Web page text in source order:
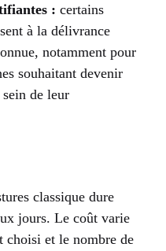
: certains
à la délivrance
notamment pour
souhaitant devenir
de leur
classique dure
jours. Le coût varie
choisi et le nombre de